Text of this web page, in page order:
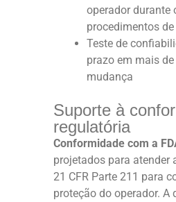
operador durante
procedimentos
Teste de
prazo em mais
mudança
Suporte à
regulatória
Conformidade com a
projetados para atender
21 CFR Parte 211 para
proteção do operador. A